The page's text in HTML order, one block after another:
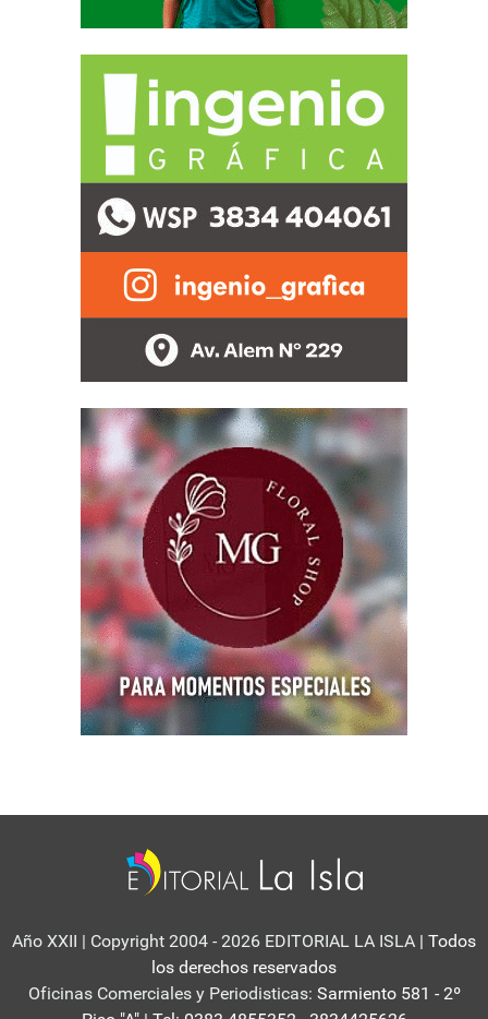
Año XXII | Copyright 2004 - 2026 EDITORIAL LA ISLA | Todos
los derechos reservados
Oficinas Comerciales y Periodisticas: Sarmiento 581 - 2º